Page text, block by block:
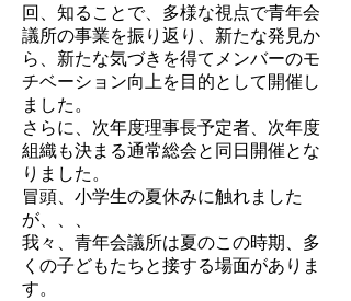
回、知ることで、多様な視点で青年会
議所の事業を振り返り、新たな発見か
ら、新たな気づきを得てメンバーのモ
チベーション向上を目的として開催し
ました。
さらに、次年度理事長予定者、次年度
組織も決まる通常総会と同日開催とな
りました。
冒頭、小学生の夏休みに触れました
が、、、
我々、青年会議所は夏のこの時期、多
くの子どもたちと接する場面がありま
す。